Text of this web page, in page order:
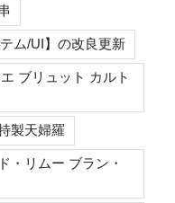
テム/UI】の改良更新
ブリュット カルト
製天婦羅
・リムー ブラン・